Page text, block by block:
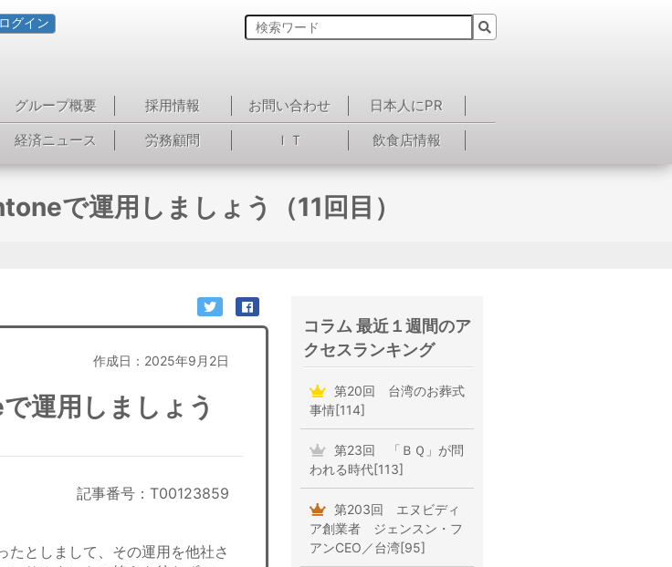
ログイン
グループ概要 採用情報 お問い合わせ
日本人にPR
経済ニュース 労務顧問 ＩＴ 飲食店情報
で運用しましょう（11回目）
作成日：2025年9月2日
運用しましょう
記事番号：T00123859
としまして、その運用を他社さ
コラム 最近１週間のア
クセスランキング
第20回 台湾のお葬式
事情[114]
第23回 「ＢＱ」が問
われる時代[113]
第203回 エヌビディ
ア創業者 ジェンスン・フ
アンCEO／台湾[95]